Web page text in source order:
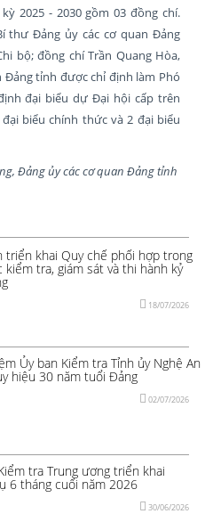
2025 - 2030 gồm 03 đồng chí.
thư Đảng ủy các cơ quan Đảng
bộ; đồng chí Trần Quang Hòa,
Đảng tỉnh được chỉ định làm Phó
đại biểu dự Đại hội cấp trên
biểu chính thức và 2 đại biểu
Đảng ủy các cơ quan Đảng tỉnh
triển khai Quy chế phối hợp trong
kiểm tra, giám sát và thi hành kỷ
18/07/2026
Ủy ban Kiểm tra Tỉnh ủy Nghệ An
hiệu 30 năm tuổi Đảng
02/07/2026
tra Trung ương triển khai
6 tháng cuối năm 2026
30/06/2026